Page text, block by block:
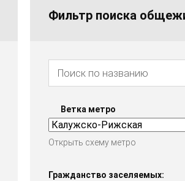
Фильтр поиска
Ветка метро
Открыть схему метро
Гражданство заселяемых: